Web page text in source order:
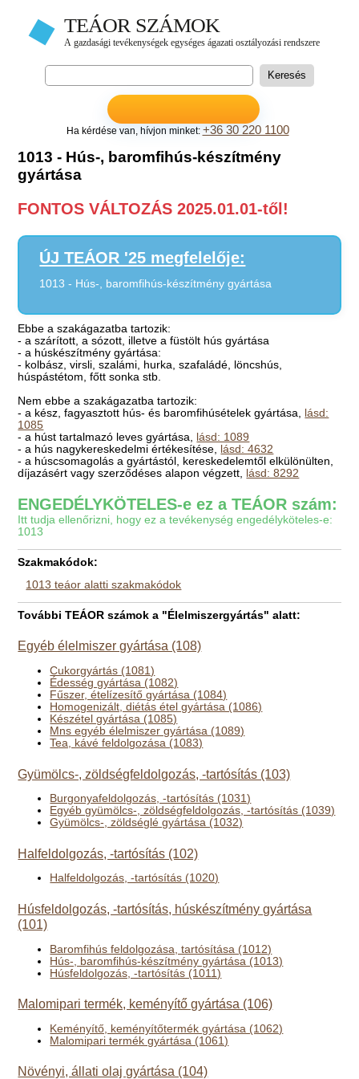
Ha kérdése van, hívjon minket: +36 30 220 1100
1013 - Hús-, baromfihús-készítmény
gyártása
FONTOS VÁLTOZÁS 2025.01.01-től!
ÚJ TEÁOR '25 megfelelője:
1013 - Hús-, baromfihús-készítmény gyártása
Ebbe a szakágazatba tartozik:
- a szárított, a sózott, illetve a füstölt hús gyártása
- a húskészítmény gyártása:
- kolbász, virsli, szalámi, hurka, szafaládé, löncshús,
húspástétom, főtt sonka stb.
Nem ebbe a szakágazatba tartozik:
- a kész, fagyasztott hús- és baromfihúsételek gyártása, lásd:
1085
- a húst tartalmazó leves gyártása, lásd: 1089
- a hús nagykereskedelmi értékesítése, lásd: 4632
- a húscsomagolás a gyártástól, kereskedelemtől elkülönülten,
díjazásért vagy szerződéses alapon végzett, lásd: 8292
ENGEDÉLYKÖTELES-e ez a TEÁOR szám:
Itt tudja ellenőrizni, hogy ez a tevékenység engedélyköteles-e:
1013
Szakmakódok:
1013 teáor alatti szakmakódok
További TEÁOR számok a "Élelmiszergyártás" alatt:
Egyéb élelmiszer gyártása (108)
Cukorgyártás (1081)
Édesség gyártása (1082)
Fűszer, ételízesítő gyártása (1084)
Homogenizált, diétás étel gyártása (1086)
Készétel gyártása (1085)
Mns egyéb élelmiszer gyártása (1089)
Tea, kávé feldolgozása (1083)
Gyümölcs-, zöldségfeldolgozás, -tartósítás (103)
Burgonyafeldolgozás, -tartósítás (1031)
Egyéb gyümölcs-, zöldségfeldolgozás, -tartósítás (1039)
Gyümölcs-, zöldséglé gyártása (1032)
Halfeldolgozás, -tartósítás (102)
Halfeldolgozás, -tartósítás (1020)
Húsfeldolgozás, -tartósítás, húskészítmény gyártása
(101)
Baromfihús feldolgozása, tartósítása (1012)
Hús-, baromfihús-készítmény gyártása (1013)
Húsfeldolgozás, -tartósítás (1011)
Malomipari termék, keményítő gyártása (106)
Keményítő, keményítőtermék gyártása (1062)
Malomipari termék gyártása (1061)
Növényi, állati olaj gyártása (104)